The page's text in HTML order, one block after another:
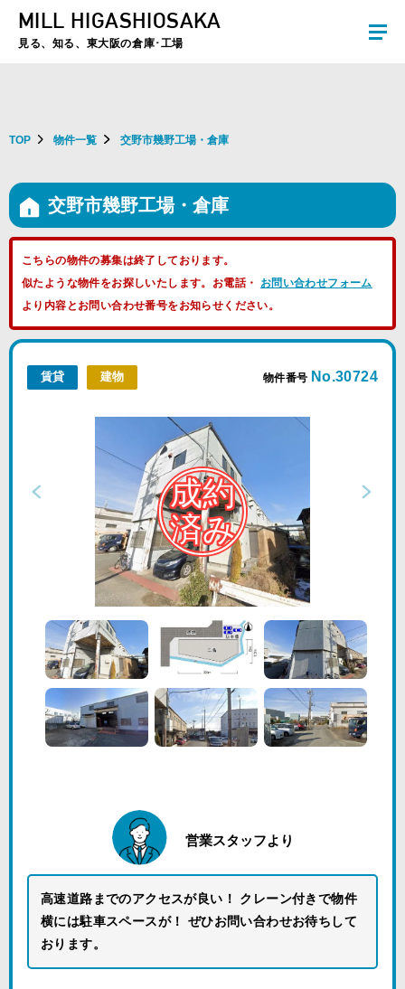
夏季休暇のお知らせ：2026年8月8日(土)～8月16日(日)まで休業とさせていた
MILL HIGASHIOSAKA
見る、知る、東大阪の倉庫･工場
TOP 物件一覧 交野市幾野工場・倉庫
交野市幾野工場・倉庫
こちらの物件の募集は終了しております。
似たような物件をお探しいたします。お電話・ お問い合わせフォーム
より内容とお問い合わせ番号をお知らせください。
賃貸 建物 物件番号 No.30724
営業スタッフより
高速道路までのアクセスが良い！ クレーン付きで物件
横には駐車スペースが！ ぜひお問い合わせお待ちして
おります。